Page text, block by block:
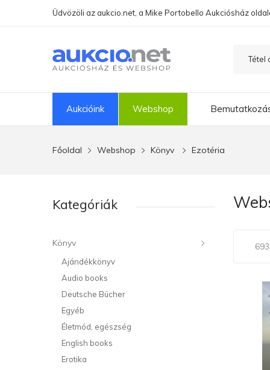
Üdvözöli az aukcio.net, a Mike Portobello Aukciósház
Aukcióink Webshop
Főoldal Webshop Könyv Ezotéria
Kategóriák
Könyv
Ajándékkönyv
Audio books
Deutsche Bücher
Egyéb
Életmód, egészség
English books
Erotika